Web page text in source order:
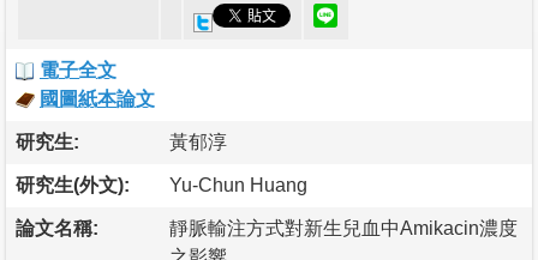
電子全文
國圖紙本論文
研究生: 黃郁淳
研究生(外文): Yu-Chun Huang
論文名稱:
靜脈輸注方式對新生兒血中Amikacin濃度